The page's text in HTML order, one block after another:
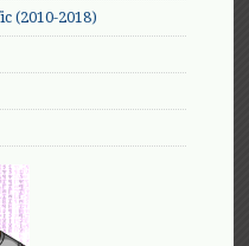
(2010-2018)